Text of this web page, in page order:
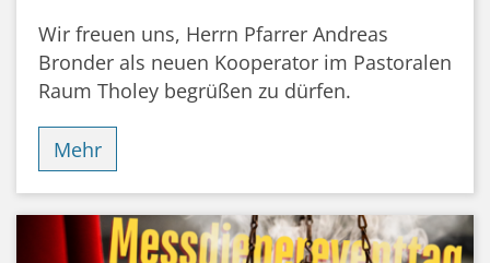
Wir freuen uns, Herrn Pfarrer Andreas
Bronder als neuen Kooperator im Pastoralen
Raum Tholey begrüßen zu dürfen.
Mehr